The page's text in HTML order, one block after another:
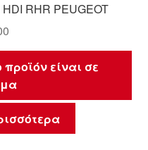
RHR PEUGEOT
προϊόν είναι σε